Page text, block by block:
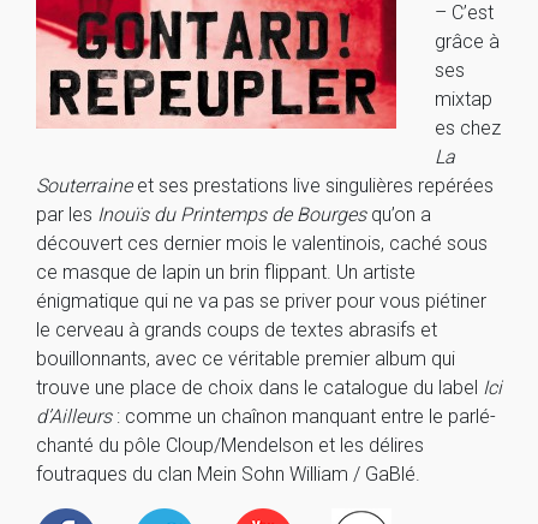
– C’est
grâce à
ses
mixtap
es chez
La
Souterraineet ses prestations live singulières repérées
par les Inouïs du Printemps de Bourgesqu’on a
découvert ces dernier mois le valentinois, caché sous
ce masque de lapin un brin flippant. Un artiste
énigmatique qui ne va pas se priver pour vous piétiner
le cerveau à grands coups de textes abrasifs et
bouillonnants, avec ce véritable premier album qui
trouve une place de choix dans le catalogue du label Ici
d’Ailleurs: comme un chaînon manquant entre le parlé-
chanté du pôle Cloup/Mendelson et les délires
foutraques du clan Mein Sohn William / GaBlé.